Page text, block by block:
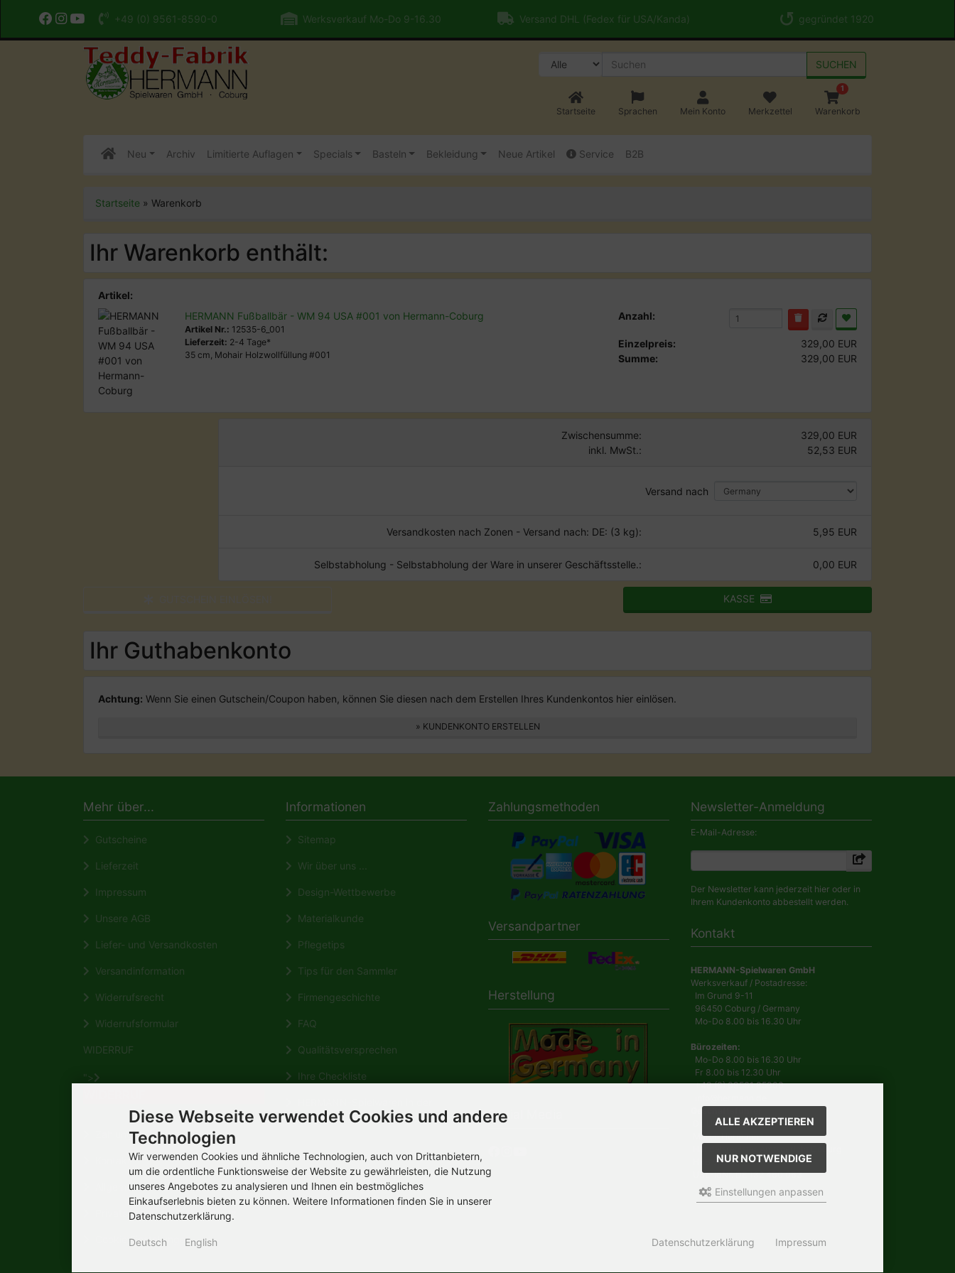
+49 (0) 9561-8590-0 Werksverkauf Mo-Do 9-16.30 Versand DHL (Fedex für USA/Kanda) gegründet 1920
SUCHEN
Startseite Sprachen Mein Konto Merkzettel
1
Warenkorb
Neu Archiv Limitierte Auflagen Specials Basteln Bekleidung Neue Artikel Service B2B
Startseite » Warenkorb
Ihr Warenkorb enthält:
Artikel:
HERMANN Fußballbär - WM 94 USA #001 von Hermann-Coburg
Artikel Nr.: 12535-6_001
Lieferzeit: 2-4 Tage*
35 cm, Mohair Holzwollfüllung #001
Anzahl:
Einzelpreis:
329,00 EUR
Summe:
329,00 EUR
Zwischensumme:
329,00 EUR
inkl. MwSt.:
52,53 EUR
Versand nach
Versandkosten nach Zonen - Versand nach: DE: (3 kg): 5,95 EUR
Selbstabholung - Selbstabholung der Ware in unserer Geschäftsstelle.: 0,00 EUR
KASSE
Ihr Guthabenkonto
Achtung: Wenn Sie einen Gutschein/Coupon haben, können Sie diesen nach dem Erstellen Ihres Kundenkontos hier einlösen.
» KUNDENKONTO ERSTELLEN
Mehr über...
Gutscheine
Lieferzeit
Impressum
Unsere AGB
Liefer- und Versandkosten
Versandinformation
Widerrufsrecht
Widerrufsformular
WIDERRUF
">
Zahlungsmöglichkeiten
Kontakt
Allgemeine Verbraucherinformation
Privatsphäre und Datenschutz
Cookie Einstellungen
Informationen
Sitemap
Wir über uns ...
Design-Wettbewerbe
Materialkunde
Pflegetips
Tips für den Sammler
Firmengeschichte
FAQ
Qualitätsversprechen
Ihre Checkliste
Wikipedia
Zahlungsmethoden
Versandpartner
Herstellung
Social Media
Newsletter-Anmeldung
E-Mail-Adresse:
Der Newsletter kann jederzeit hier oder in
Ihrem Kundenkonto abbestellt werden.
Kontakt
HERMANN-Spielwaren GmbH
Werksverkauf / Postadresse:
Im Grund 9-11
96450 Coburg / Germany
Mo-Do 8.00 bis 16.30 Uhr
Bürozeiten:
Mo-Do 8.00 bis 16.30 Uhr
Fr 8.00 bis 12.30 Uhr
+49 (0) 09561 85900
Geschäftsführer
Dr. Ursula Hermann,
Martin Hermann
HRB 561
USt.-IdNr. DE 132 460 063
Diese Webseite verwendet Cookies und andere
Technologien
Wir verwenden Cookies und ähnliche Technologien, auch von Drittanbietern,
um die ordentliche Funktionsweise der Website zu gewährleisten, die Nutzung
unseres Angebotes zu analysieren und Ihnen ein bestmögliches
Einkaufserlebnis bieten zu können. Weitere Informationen finden Sie in unserer
Datenschutzerklärung.
ALLE AKZEPTIEREN
NUR NOTWENDIGE
Einstellungen anpassen
Deutsch English Datenschutzerklärung Impressum